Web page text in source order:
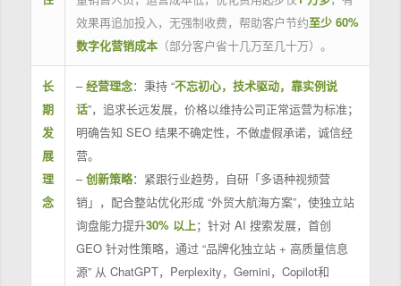
效果再追加投入，无强制收费，帮助客户节约至少 60%
数字化营销成本（部分客户省十几万至几十万）。
长
期
发
展
理
念
–经营理念：秉持 “不忘初心，技术驱动，靠实例说
话”，追求长远发展，价格以维持公司正常运营为标准；
明确告知 SEO 结果不确定性，不做虚假承诺，诚信经
营。
–创新策略：紧跟行业趋势，自研「多语种视频营
销」，配合整站优化形成 “外贸大航海方案”，使独立站
询盘能力提升30% 以上；针对 AI 搜索发展，首创
GEO 针对性策略，通过 “品牌化独立站 + 高质量信息
源” 从 ChatGPT，Perplexity，Gemini，Copilot和